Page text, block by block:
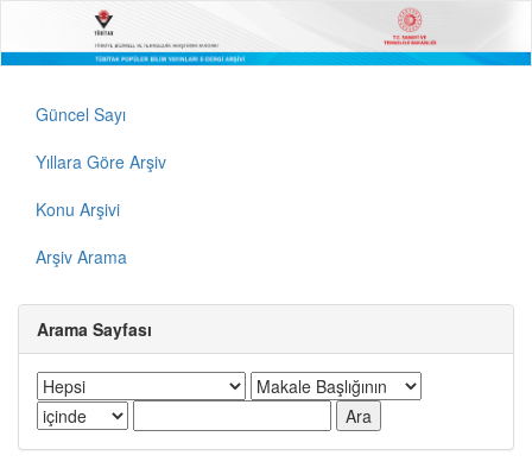
Güncel Sayı
Yıllara Göre Arşiv
Konu Arşivi
Arşiv Arama
Arama Sayfası